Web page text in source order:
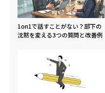
1on1で話すことがない？部下の
沈黙を変える3つの質問と改善例